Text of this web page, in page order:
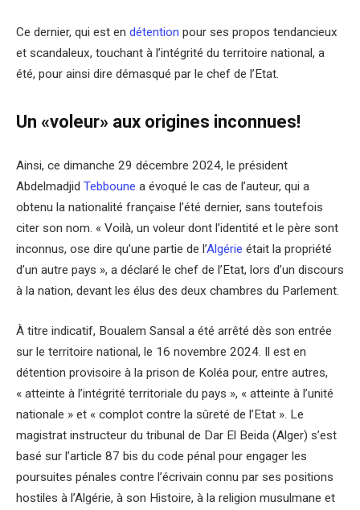
Ce dernier, qui est en détention pour ses propos tendancieux
et scandaleux, touchant à l’intégrité du territoire national, a
été, pour ainsi dire démasqué par le chef de l’Etat.
Un «voleur» aux origines inconnues!
Ainsi, ce dimanche 29 décembre 2024, le président
Abdelmadjid Tebboune a évoqué le cas de l’auteur, qui a
obtenu la nationalité française l’été dernier, sans toutefois
citer son nom. « Voilà, un voleur dont l’identité et le père sont
inconnus, ose dire qu’une partie de l’Algérie était la propriété
d’un autre pays », a déclaré le chef de l’Etat, lors d’un discours
à la nation, devant les élus des deux chambres du Parlement.
À titre indicatif, Boualem Sansal a été arrêté dès son entrée
sur le territoire national, le 16 novembre 2024. Il est en
détention provisoire à la prison de Koléa pour, entre autres,
« atteinte à l’intégrité territoriale du pays », « atteinte à l’unité
nationale » et « complot contre la sûreté de l’Etat ». Le
magistrat instructeur du tribunal de Dar El Beida (Alger) s’est
basé sur l’article 87 bis du code pénal pour engager les
poursuites pénales contre l’écrivain connu par ses positions
hostiles à l’Algérie, à son Histoire, à la religion musulmane et